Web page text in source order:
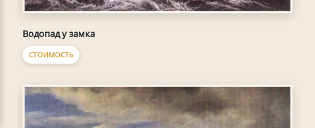
Водопад у замка
СТОИМОСТЬ